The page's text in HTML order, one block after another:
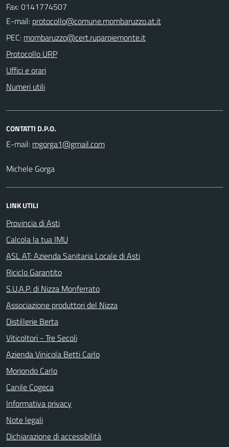
Fax: 0141774507
E-mail:
PEC:
Protocollo URP
Uffici e orari
Numeri utili
CONTATTI D.P.O.
E-mail:
Michele Gorga
LINK UTILI
Provincia di Asti
Calcola la tua IMU
ASL AT: Azienda Sanitaria Locale di Asti
Riciclo Garantito
S.U.A.P. di Nizza Monferrato
Associazione produttori del Nizza
Distillerie Berta
Viticoltori - Tre Secoli
Azienda Vinicola Betti Carlo
Moriondo Carlo
Canile Cogeca
Informativa privacy
Note legali
Dichiarazione di accessibilità